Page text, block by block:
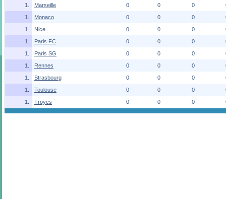
1.
Marseille 0 0 0
1.
Monaco 0 0 0
1.
Nice 0 0 0
1.
Paris FC 0 0 0
1.
Paris SG 0 0 0
1.
Rennes 0 0 0
1.
Strasbourg 0 0 0
1.
Toulouse 0 0 0
1.
Troyes 0 0 0